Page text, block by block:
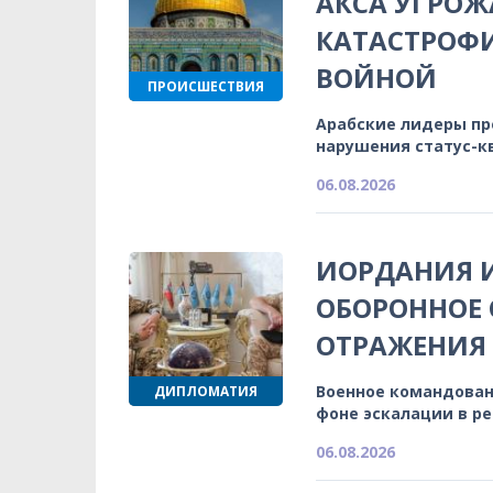
ПРОИСШЕСТВИЯ
ВОЙНОЙ
Арабские лидеры
нарушения статус-
06.08.2026
ДИПЛОМАТИЯ
ИОРДАНИЯ
ОБОРОННОЕ
ОТРАЖЕНИЯ
Военное
фоне эскалации в
06.08.2026